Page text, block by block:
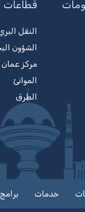
قطاعات
النقل
الشؤون
مركز
الموانئ
الطرق
خدمات برامج